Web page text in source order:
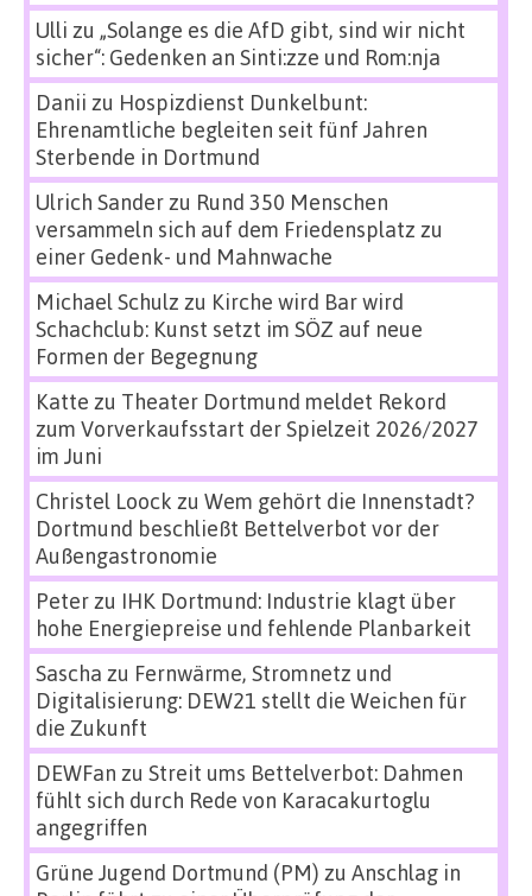
Ulli zu „Solange es die AfD gibt, sind wir nicht
sicher“: Gedenken an Sinti:zze und Rom:nja
Danii zu Hospizdienst Dunkelbunt:
Ehrenamtliche begleiten seit fünf Jahren
Sterbende in Dortmund
Ulrich Sanderzu Rund 350 Menschen
versammeln sich auf dem Friedensplatz zu
einer Gedenk- und Mahnwache
Michael Schulz zu Kirche wird Bar wird
Schachclub: Kunst setzt im SÖZ auf neue
Formen der Begegnung
Katte zu Theater Dortmund meldet Rekord
zum Vorverkaufsstart der Spielzeit 2026/2027
im Juni
Christel Loock zu Wem gehört die Innenstadt?
Dortmund beschließt Bettelverbot vor der
Außengastronomie
Peterzu IHK Dortmund: Industrie klagt über
hohe Energiepreise und fehlende Planbarkeit
Sascha zu Fernwärme, Stromnetz und
Digitalisierung: DEW21 stellt die Weichen für
die Zukunft
DEWFan zu Streit ums Bettelverbot: Dahmen
fühlt sich durch Rede von Karacakurtoglu
angegriffen
Grüne Jugend Dortmund (PM) zu Anschlag in